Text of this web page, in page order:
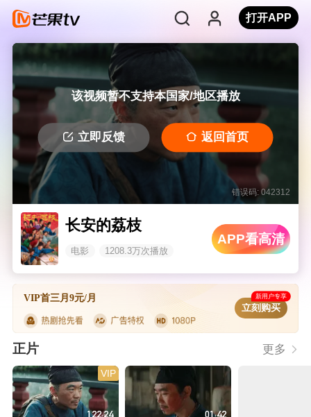
打开APP
该视频暂不支持本国家/地区播放
立即反馈 返回首页
错误码: 042312
长安的荔枝
电影 1208.3万次播放
APP看高清
VIP首三月9元/月 新用户专享
立刻购买
正片 更多
122:24
VIP
01:42